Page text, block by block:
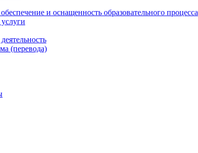
и оснащенность образовательного процесса
(перевода)